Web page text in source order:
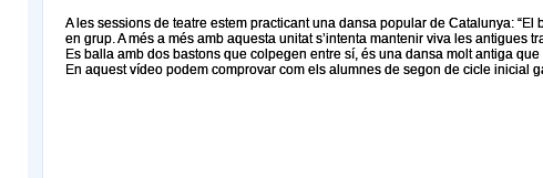
A les sessions de teatre estem practicant una dansa popular de Catalunya:
en grup. A més a més amb aquesta unitat s’intenta mantenir viva les antigues
Es balla amb dos bastons que colpegen entre sí, és una dansa molt antiga
En aquest vídeo podem comprovar com els alumnes de segon de cicle inicial